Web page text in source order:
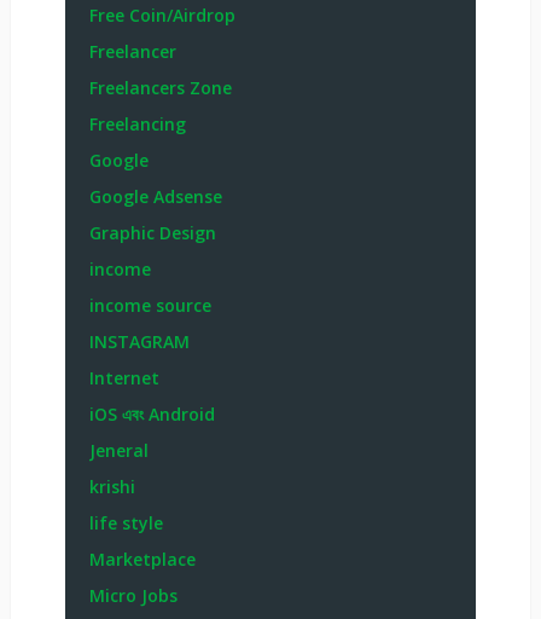
Free Coin/Airdrop
Freelancer
Freelancers Zone
Freelancing
Google
Google Adsense
Graphic Design
income
income source
INSTAGRAM
Internet
iOS এবং Android
Jeneral
krishi
life style
Marketplace
Micro Jobs